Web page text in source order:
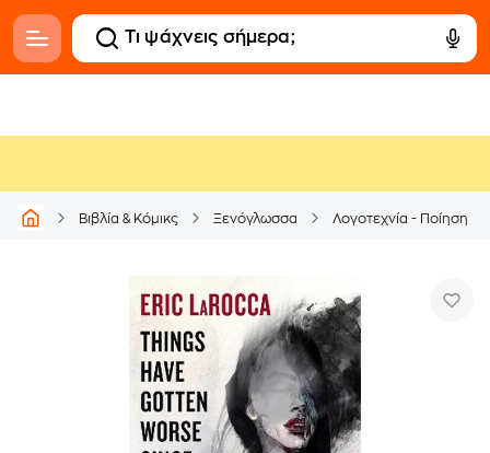
Βιβλία & Κόμικς Ξενόγλωσσα Λογοτεχνία - Ποίηση